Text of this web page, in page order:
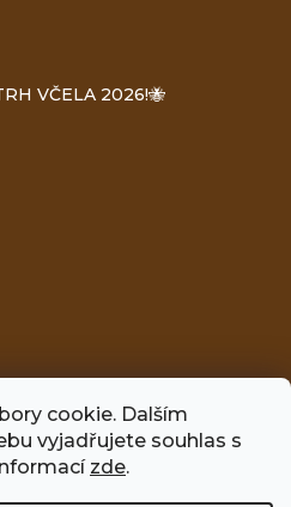
cookie. Dalším
vyjadřujete souhlas s
zde.
VČELA 2026!🐝